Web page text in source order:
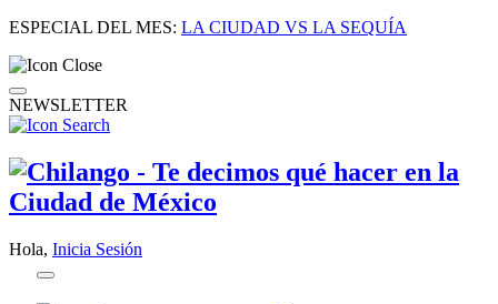
ESPECIAL DEL MES: LA CIUDAD VS LA SEQUÍA
NEWSLETTER
Hola, Inicia Sesión